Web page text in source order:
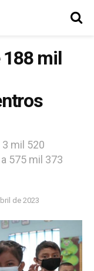
188 mil
mil 520
575 mil 373
de 2023